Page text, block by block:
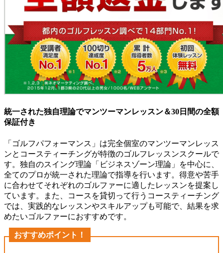
統一された独自理論でマンツーマンレッスン＆30日間の全額
保証付き
「ゴルフパフォーマンス」は完全個室のマンツーマンレッス
ンとコースティーチングが特徴のゴルフレッスンスクールで
す。独自のスイング理論「ビジネスゾーン理論」を中心に、
全てのプロが統一された理論で指導を行います。得意や苦手
に合わせてそれぞれのゴルファーに適したレッスンを提案し
ています。また、コースを貸切って行うコースティーチング
では、実践的なレッスンやスキルアップも可能で、結果を求
めたいゴルファーにおすすめです。
おすすめポイント！